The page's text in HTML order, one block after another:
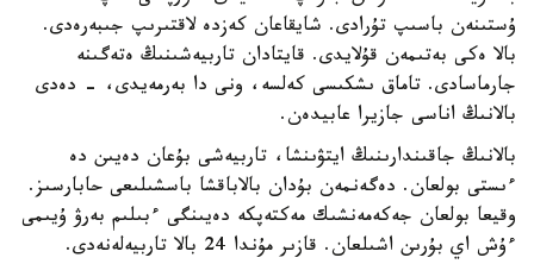
ۇستىنەن باسىپ تۇرادى. شايقاعان كەزدە لاقتىرىپ جىبەرەدى.
بالا ەكى بەتىمەن قۇلايدى. قايتادان تاربيەشىنىڭ ەتەگىنە
جارماسادى. تاماق ىشكىسى كەلسە، ونى دا بەرمەيدى، - دەدى
بالانىڭ اناسى جازيرا عابيدەن.
بالانىڭ جاقىندارىنىڭ ايتۋىنشا، تاربيەشى بۇعان دەيىن دە
ءىستى بولعان. دەگەنمەن بۇدان بالاباقشا باسشىلىعى حابارسىز.
وقيعا بولعان جەكەمەنشىك مەكتەپكە دەيىنگى ءبىلىم بەرۋ ۇيىمى
ءۇش اي بۇرىن اشىلعان. قازىر مۇندا 24 بالا تاربيەلەنەدى.